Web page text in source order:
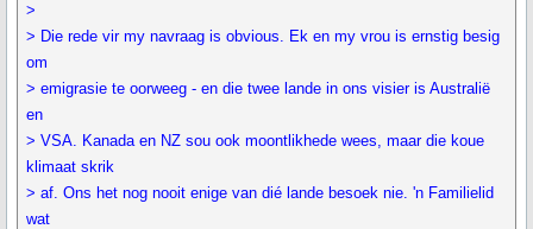
>
> Die rede vir my navraag is obvious. Ek en my vrou is ernstig besig
om
> emigrasie te oorweeg - en die twee lande in ons visier is Australië
en
> VSA. Kanada en NZ sou ook moontlikhede wees, maar die koue
klimaat skrik
> af. Ons het nog nooit enige van dié lande besoek nie. 'n Familielid
wat